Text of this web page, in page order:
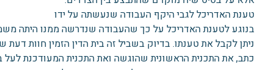
טענת האדריכל לגבי היקף העבודה שנעשתה על ידו
בנוגע לטענת האדריכל על כך שהעבודה שנדרשה ממנו היתה
ניתן לקבל את טענתו. בדיוק בשביל זה בית הדין הזמין חוות
כתב, את התכנית הראשונית שהוגשה ואת התכנית המעודכנת לעל